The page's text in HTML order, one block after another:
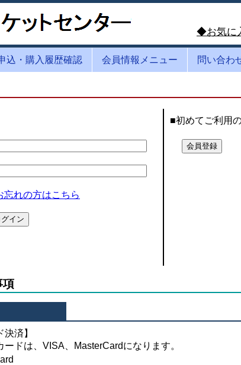
◆お気に
込・購入履歴確認 会員情報メニュー 問い合わ
忘れの方はこちら
■初めてご利用
項
決済】
ドは、VISA、MasterCardになります。